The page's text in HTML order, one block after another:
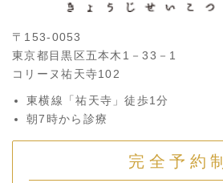
〒153-0053
東京都目黒区五本木1－33－1
コリーヌ祐天寺102
東横線「祐天寺」徒歩1分
朝7時から診療
完全予約制